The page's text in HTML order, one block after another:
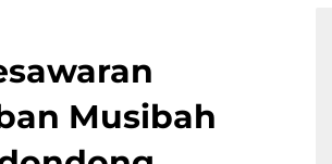
Musibah